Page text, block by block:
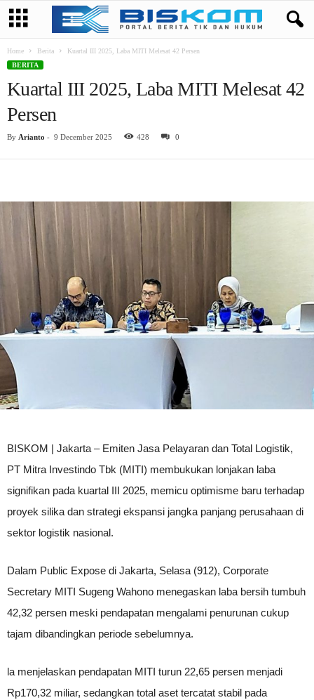
Home Berita
Kuartal III 2025, Laba MITI Melesat 42 Persen
BERITA
Kuartal III 2025, Laba MITI Melesat 42
Persen
By Arianto - 9 December 2025 428 0
BISKOM | Jakarta – Emiten Jasa Pelayaran dan Total Logistik,
PT Mitra Investindo Tbk (MITI) membukukan lonjakan laba
signifikan pada kuartal III 2025, memicu optimisme baru terhadap
proyek silika dan strategi ekspansi jangka panjang perusahaan di
sektor logistik nasional.
Dalam Public Expose di Jakarta, Selasa (912), Corporate
Secretary MITI Sugeng Wahono menegaskan laba bersih tumbuh
42,32 persen meski pendapatan mengalami penurunan cukup
tajam dibandingkan periode sebelumnya.
la menjelaskan pendapatan MITI turun 22,65 persen menjadi
Rp170,32 miliar, sedangkan total aset tercatat stabil pada